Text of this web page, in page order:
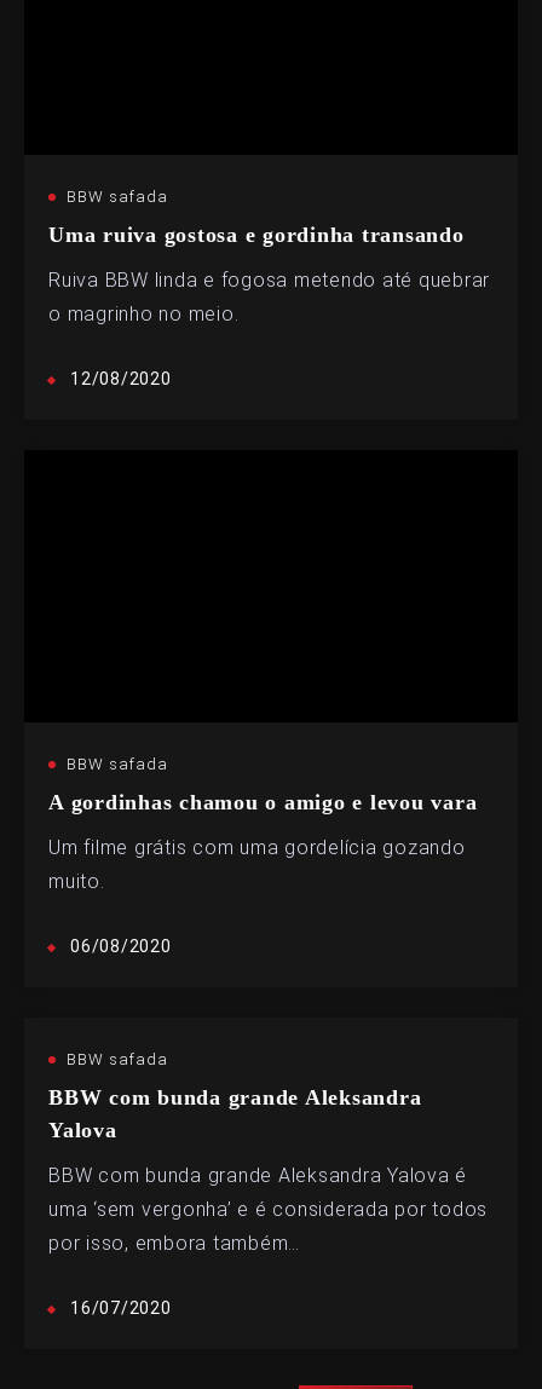
BBW safada
Uma ruiva gostosa e gordinha transando
Ruiva BBW linda e fogosa metendo até quebrar
o magrinho no meio.
12/08/2020
BBW safada
A gordinhas chamou o amigo e levou vara
Um filme grátis com uma gordelícia gozando
muito.
06/08/2020
BBW safada
BBW com bunda grande Aleksandra
Yalova
BBW com bunda grande Aleksandra Yalova é
uma ‘sem vergonha’ e é considerada por todos
por isso, embora também…
16/07/2020